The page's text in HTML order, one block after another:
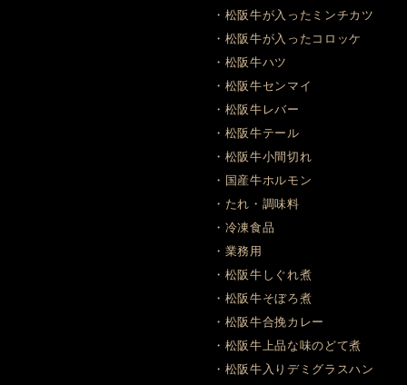
・松阪牛が入ったミンチカツ
・松阪牛が入ったコロッケ
・松阪牛ハツ
・松阪牛センマイ
・松阪牛レバー
・松阪牛テール
・松阪牛小間切れ
・国産牛ホルモン
・たれ・調味料
・冷凍食品
・業務用
・松阪牛しぐれ煮
・松阪牛そぼろ煮
・松阪牛合挽カレー
・松阪牛上品な味のどて煮
・松阪牛入りデミグラスハン